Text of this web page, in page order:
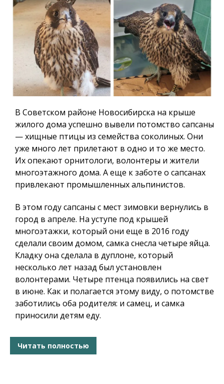
В Советском районе Новосибирска на крыше
жилого дома успешно вывели потомство сапсаны
— хищные птицы из семейства соколиных. Они
уже много лет прилетают в одно и то же место.
Их опекают орнитологи, волонтеры и жители
многоэтажного дома. А еще к заботе о сапсанах
привлекают промышленных альпинистов.
В этом году сапсаны с мест зимовки вернулись в
город в апреле. На уступе под крышей
многоэтажки, который они еще в 2016 году
сделали своим домом, самка снесла четыре яйца.
Кладку она сделала в дуплоне, который
несколько лет назад был установлен
волонтерами. Четыре птенца появились на свет
в июне. Как и полагается этому виду, о потомстве
заботились оба родителя: и самец, и самка
приносили детям еду.
Читать полностью